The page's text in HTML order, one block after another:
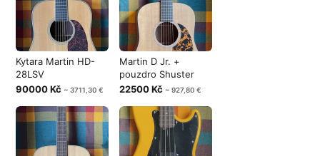
Kytara Martin HD-
28LSV
90000 Kč ~ 3711,30 €
Martin D Jr. +
pouzdro Shuster
22500 Kč ~ 927,80 €